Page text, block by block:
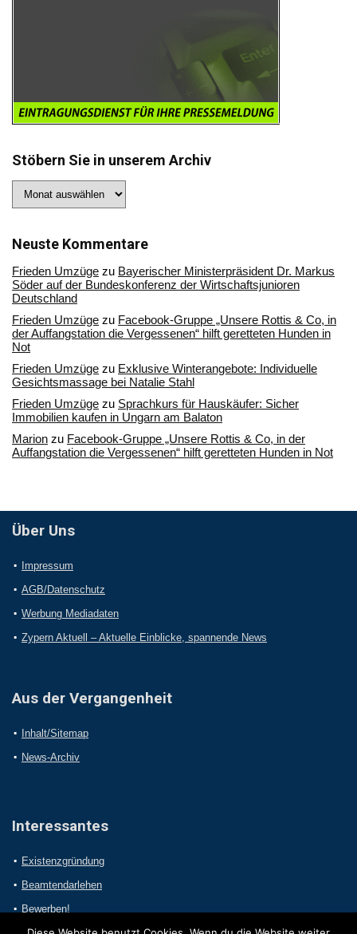
Stöbern Sie in unserem Archiv
Sie
Archiv
Neuste Kommentare
Frieden Umzüge zu Bayerischer Ministerpräsident Dr. Markus
Söder auf der Bundeskonferenz der Wirtschaftsjunioren
Deutschland
Frieden Umzüge zu Facebook-Gruppe „Unsere Rottis & Co, in
der Auffangstation die Vergessenen“ hilft geretteten Hunden in
Not
Frieden Umzüge zu Exklusive Winterangebote: Individuelle
Gesichtsmassage bei Natalie Stahl
Frieden Umzüge zu Sprachkurs für Hauskäufer: Sicher
Immobilien kaufen in Ungarn am Balaton
Marion zu Facebook-Gruppe „Unsere Rottis & Co, in der
Auffangstation die Vergessenen“ hilft geretteten Hunden in Not
Über Uns
Impressum
AGB/Datenschutz
Werbung Mediadaten
Zypern Aktuell – Aktuelle Einblicke, spannende News
Aus der Vergangenheit
Inhalt/Sitemap
News-Archiv
Interessantes
Existenzgründung
Beamtendarlehen
Bewerben!